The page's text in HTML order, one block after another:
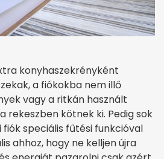
konyhaszekrényként
a fiókokba nem illő
vagy a ritkán használt
rekeszben kötnek ki. Pedig sok
speciális fűtési funkcióval
ahhoz, hogy ne kelljen újra